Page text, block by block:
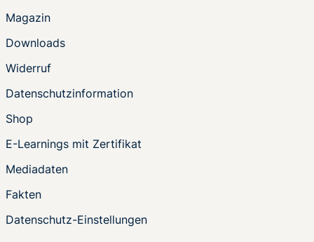
Magazin
Downloads
Widerruf
Datenschutzinformation
Shop
E-Learnings mit Zertifikat
Mediadaten
Fakten
Datenschutz-Einstellungen